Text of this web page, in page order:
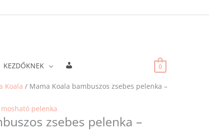
KEZDŐKNEK 0
Koala / Mama Koala bambuszos zsebes pelenka –
pelenka
zsebes pelenka –